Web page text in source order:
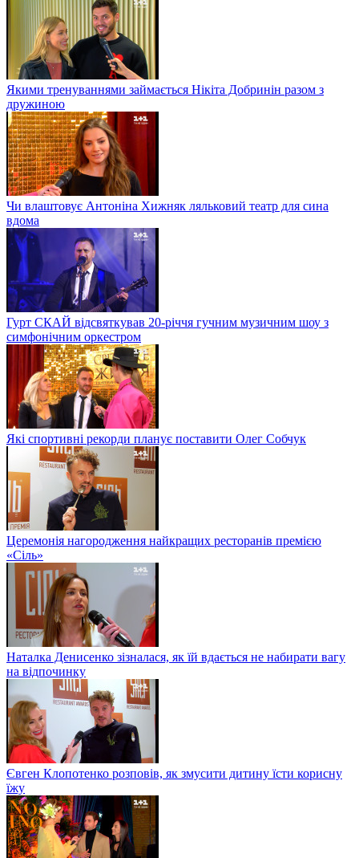
Якими тренуваннями займається Нікіта Добринін разом з
дружиною
Чи влаштовує Антоніна Хижняк ляльковий театр для сина
вдома
Гурт СКАЙ відсвяткував 20-річчя гучним музичним шоу з
симфонічним оркестром
Які спортивні рекорди планує поставити Олег Собчук
Церемонія нагородження найкращих ресторанів премією
«Сіль»
Наталка Денисенко зізналася, як їй вдається не набирати вагу
на відпочинку
Євген Клопотенко розповів, як змусити дитину їсти корисну
їжу